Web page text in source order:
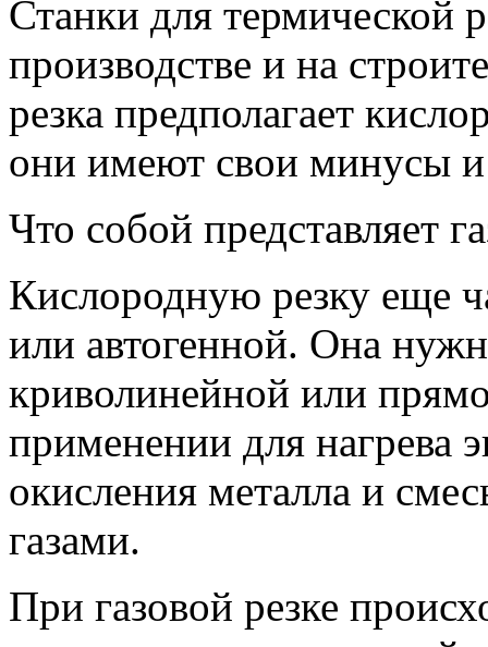
Станки для термической
производстве и на
резка предполагает
они имеют свои минусы
Что собой представляет
Кислородную резку еще
или автогенной. Она
криволинейной или
применении для нагрева
окисления металла и
газами.
При газовой резке